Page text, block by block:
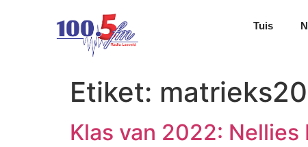
Tuis
Etiket:
Klas van 2022: Nellies